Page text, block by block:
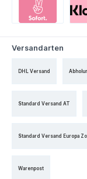
Versandarten
DHL Versand
Standard Versand AT
Standard Versand Europa
Warenpost